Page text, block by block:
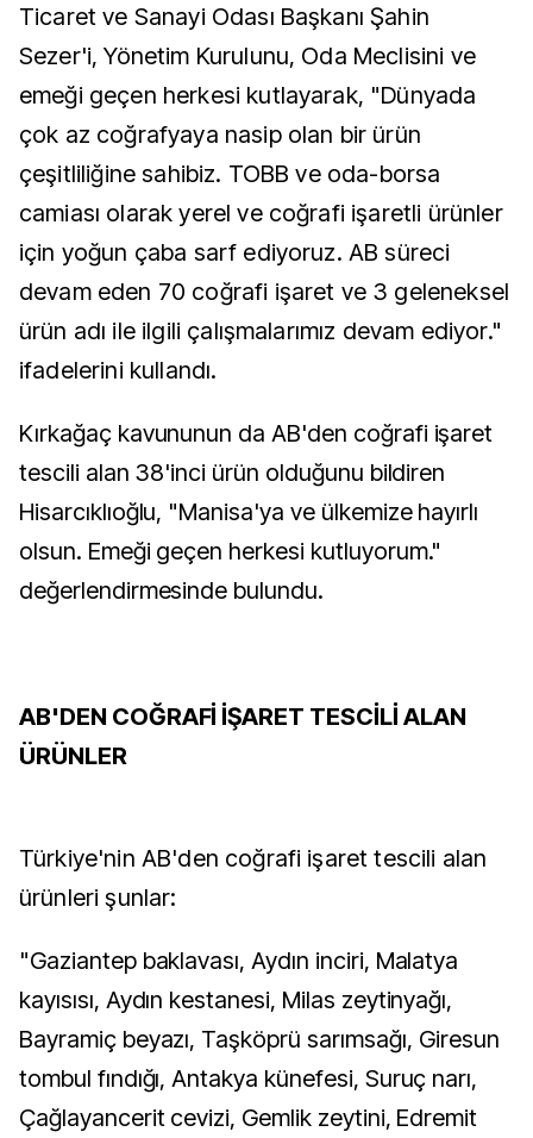
Ticaret ve Sanayi Odası Başkanı Şahin
Sezer'i, Yönetim Kurulunu, Oda Meclisini ve
emeği geçen herkesi kutlayarak, "Dünyada
çok az coğrafyaya nasip olan bir ürün
çeşitliliğine sahibiz. TOBB ve oda-borsa
camiası olarak yerel ve coğrafi işaretli ürünler
için yoğun çaba sarf ediyoruz. AB süreci
devam eden 70 coğrafi işaret ve 3 geleneksel
ürün adı ile ilgili çalışmalarımız devam ediyor."
ifadelerini kullandı.
Kırkağaç kavununun da AB'den coğrafi işaret
tescili alan 38'inci ürün olduğunu bildiren
Hisarcıklıoğlu, "Manisa'ya ve ülkemize hayırlı
olsun. Emeği geçen herkesi kutluyorum."
değerlendirmesinde bulundu.
AB'DEN COĞRAFİ İŞARET TESCİLİ ALAN
ÜRÜNLER
Türkiye'nin AB'den coğrafi işaret tescili alan
ürünleri şunlar:
"Gaziantep baklavası, Aydın inciri, Malatya
kayısısı, Aydın kestanesi, Milas zeytinyağı,
Bayramiç beyazı, Taşköprü sarımsağı, Giresun
tombul fındığı, Antakya künefesi, Suruç narı,
Çağlayancerit cevizi, Gemlik zeytini, Edremit